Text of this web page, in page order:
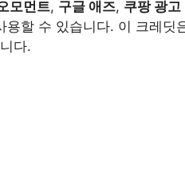
모먼트, 구글 애즈, 쿠팡 광고
용할 수 있습니다. 이 크레딧
다.